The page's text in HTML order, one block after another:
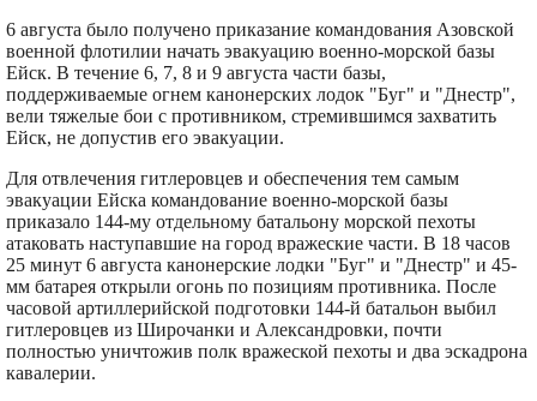
6 августа было получено приказание командования Азовской
военной флотилии начать эвакуацию военно-морской базы
Ейск. В течение 6, 7, 8 и 9 августа части базы,
поддерживаемые огнем канонерских лодок "Буг" и "Днестр",
вели тяжелые бои с противником, стремившимся захватить
Ейск, не допустив его эвакуации.
Для отвлечения гитлеровцев и обеспечения тем самым
эвакуации Ейска командование военно-морской базы
приказало 144-му отдельному батальону морской пехоты
атаковать наступавшие на город вражеские части. В 18 часов
25 минут 6 августа канонерские лодки "Буг" и "Днестр" и 45-
мм батарея открыли огонь по позициям противника. После
часовой артиллерийской подготовки 144-й батальон выбил
гитлеровцев из Широчанки и Александровки, почти
полностью уничтожив полк вражеской пехоты и два эскадрона
кавалерии.